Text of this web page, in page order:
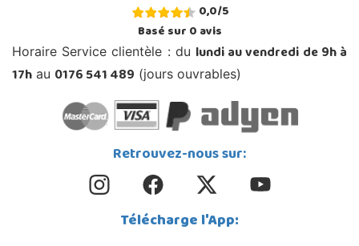
0,0/5
Basé sur0avis
Horaire Service clientèle : du lundi au vendredi de 9h à
17h au 0176 541 489 (jours ouvrables)
Retrouvez-nous sur:
Télécharge l'App: